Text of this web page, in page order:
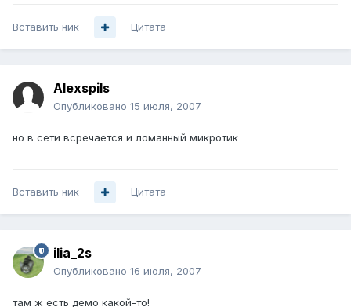
Вставить ник Цитата
Alexspils
Опубликовано 15 июля, 2007
но в сети всречается и ломанный микротик
Вставить ник Цитата
ilia_2s
Опубликовано 16 июля, 2007
там ж есть демо какой-то!